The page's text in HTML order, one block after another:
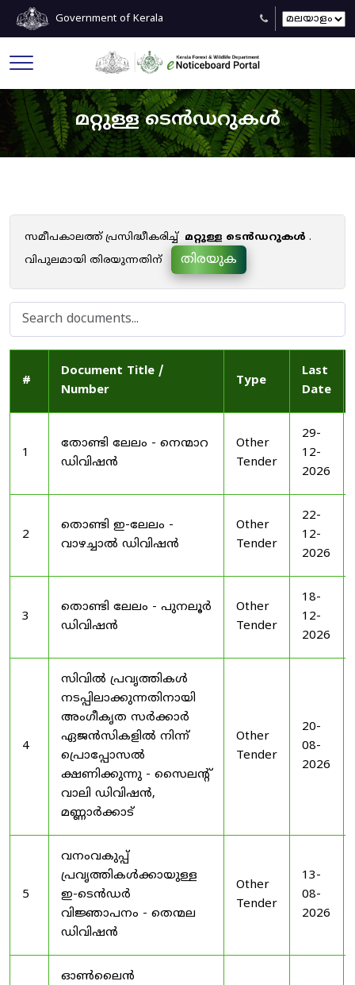
Government of Kerala
മറ്റുള്ള ടെൻഡറുകൾ
സമീപകാലത്ത് പ്രസിദ്ധീകരിച്ച് മറ്റുള്ള ടെൻഡറുകൾ .
വിപുലമായി തിരയുന്നതിന്
തിരയുക
#
Document Title /
Number
Type
Last
Date
1
തോണ്ടി ലേലം - നെന്മാറ
ഡിവിഷൻ
Other
Tender
29-
12-
2026
2
തൊണ്ടി ഇ-ലേലം -
വാഴച്ചാൽ ഡിവിഷൻ
Other
Tender
22-
12-
2026
3
തൊണ്ടി ലേലം - പുനലൂർ
ഡിവിഷൻ
Other
Tender
18-
12-
2026
4
സിവിൽ പ്രവൃത്തികൾ
നടപ്പിലാക്കുന്നതിനായി
അംഗീകൃത സർക്കാർ
ഏജൻസികളിൽ നിന്ന്
പ്രൊപ്പോസൽ
ക്ഷണിക്കുന്നു - സൈലന്റ്
വാലി ഡിവിഷൻ,
മണ്ണാർക്കാട്
Other
Tender
20-
08-
2026
5
വനംവകുപ്പ്
പ്രവൃത്തികൾക്കായുള്ള
ഇ-ടെൻഡർ
വിജ്ഞാപനം - തെന്മല
ഡിവിഷൻ
Other
Tender
13-
08-
2026
ഓൺലൈൻ